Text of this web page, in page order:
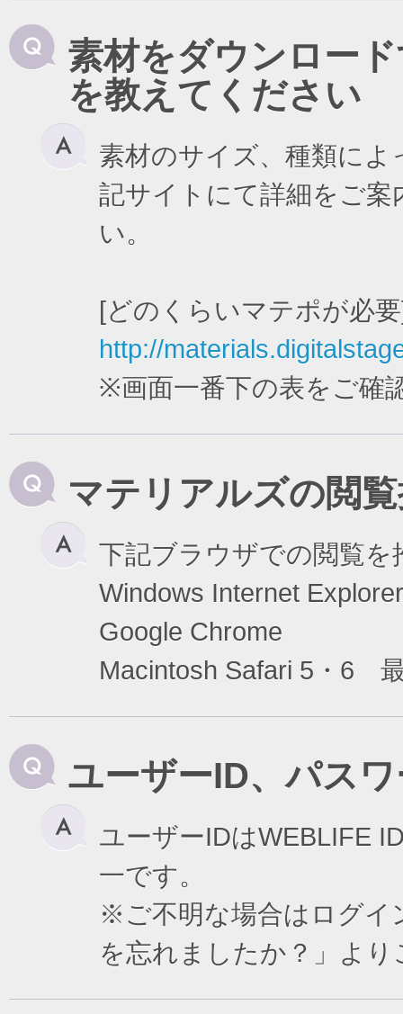
素材をダウンロー
を教えてください
素材のサイズ、種類に
記サイトにて詳細をご
い。
[どのくらいマテポが必
http://
※画面一番下の表をご確
マテリアルズの閲
下記ブラウザでの閲覧を
Windows Internet
Google Chrome
Macintosh Safari 5・6
ユーザーID、パス
ユーザーIDはWEBLIFE
一です。
※ご不明な場合はログイ
を忘れましたか？」よ